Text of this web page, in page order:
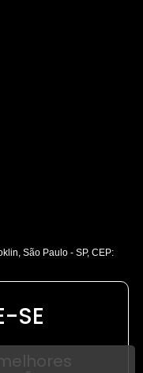
São Paulo - SP, CEP:
SE